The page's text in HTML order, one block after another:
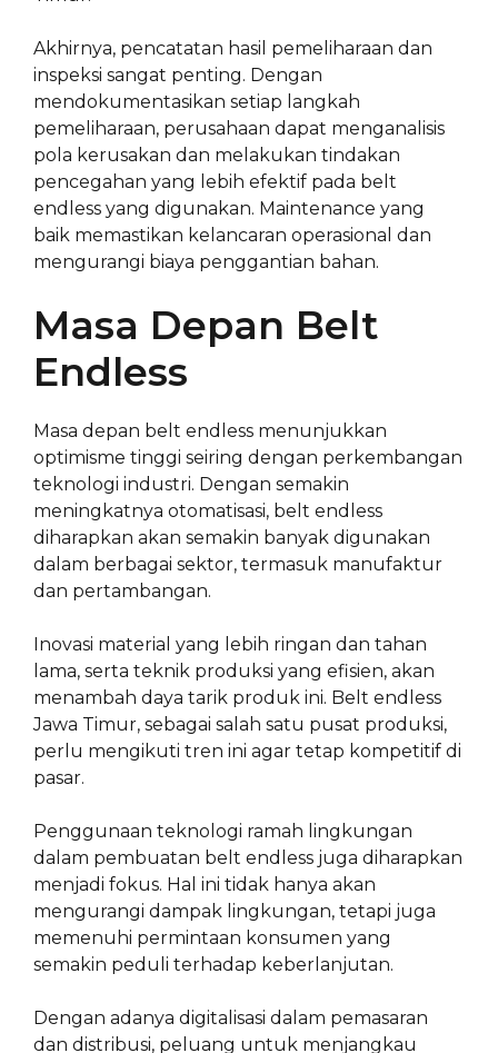
Akhirnya, pencatatan hasil pemeliharaan dan
inspeksi sangat penting. Dengan
mendokumentasikan setiap langkah
pemeliharaan, perusahaan dapat menganalisis
pola kerusakan dan melakukan tindakan
pencegahan yang lebih efektif pada belt
endless yang digunakan. Maintenance yang
baik memastikan kelancaran operasional dan
mengurangi biaya penggantian bahan.
Masa Depan Belt
Endless
Masa depan belt endless menunjukkan
optimisme tinggi seiring dengan perkembangan
teknologi industri. Dengan semakin
meningkatnya otomatisasi, belt endless
diharapkan akan semakin banyak digunakan
dalam berbagai sektor, termasuk manufaktur
dan pertambangan.
Inovasi material yang lebih ringan dan tahan
lama, serta teknik produksi yang efisien, akan
menambah daya tarik produk ini. Belt endless
Jawa Timur, sebagai salah satu pusat produksi,
perlu mengikuti tren ini agar tetap kompetitif di
pasar.
Penggunaan teknologi ramah lingkungan
dalam pembuatan belt endless juga diharapkan
menjadi fokus. Hal ini tidak hanya akan
mengurangi dampak lingkungan, tetapi juga
memenuhi permintaan konsumen yang
semakin peduli terhadap keberlanjutan.
Dengan adanya digitalisasi dalam pemasaran
dan distribusi, peluang untuk menjangkau